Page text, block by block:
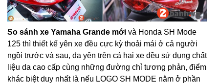
So sánh xe Yamaha Grande mới và Honda SH Mode
125 thì thiết kế yên xe đều cực kỳ thoải mái ở cả người
ngồi trước và sau, da yên trên cả hai xe đều sử dụng chất
liệu da cao cấp cùng những đường chỉ tương phản, điểm
khác biệt duy nhất là nếu LOGO SH MODE nằm ở phần